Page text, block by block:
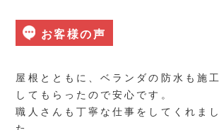
お客様の声
屋根とともに、ベランダの防水も施工
してもらったので安心です。
職人さんも丁寧な仕事をしてくれまし